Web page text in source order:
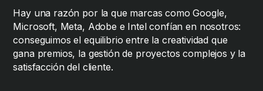
Hay una razón por la que marcas como Google,
Microsoft, Meta, Adobe e Intel confían en nosotros:
conseguimos el equilibrio entre la creatividad que
gana premios, la gestión de proyectos complejos y la
satisfacción del cliente.